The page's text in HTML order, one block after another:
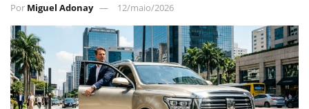
Por Miguel Adonay 12/maio/2026